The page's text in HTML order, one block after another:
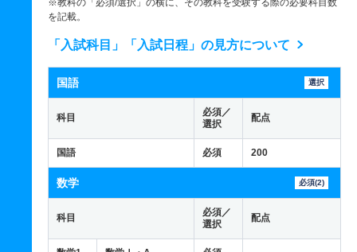
※教科の「必須/選択」の横に、その教科を受験する際の必要科目数
を記載。
「入試科目」「入試日程」の見方について
国語 選択
科目
必須／
選択
配点
国語 必須 200
数学 必須(2)
科目
必須／
選択
配点